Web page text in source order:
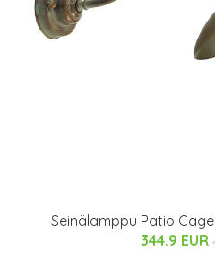
Seinälamppu Patio
344.9 EUR